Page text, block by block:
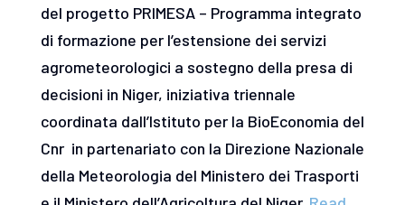
del progetto PRIMESA – Programma integrato
di formazione per l’estensione dei servizi
agrometeorologici a sostegno della presa di
decisioni in Niger, iniziativa triennale
coordinata dall’Istituto per la BioEconomia del
Cnr in partenariato con la Direzione Nazionale
della Meteorologia del Ministero dei Trasporti